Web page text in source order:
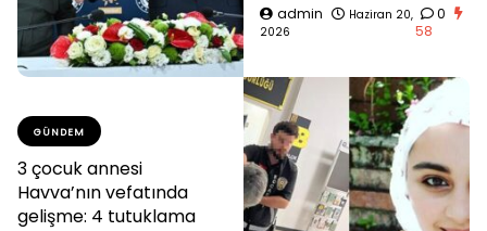
admin
Haziran 20,
2026
0
58
GÜNDEM
3 çocuk annesi
Havva’nın vefatında
gelişme: 4 tutuklama